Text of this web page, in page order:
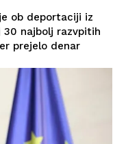
ob deportaciji iz
30 najbolj razvpitih
prejelo denar